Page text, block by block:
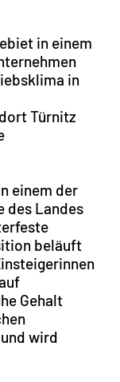
in einem
in
Türnitz
einem der
des Landes
beläuft
Gehalt
wird